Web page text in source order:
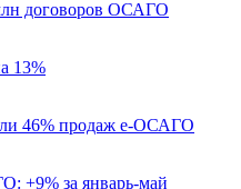
договоров ОСАГО
13%
46% продаж е-ОСАГО
+9% за январь-май